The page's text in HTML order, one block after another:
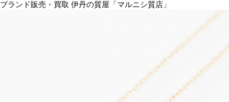
ブランド販売・買取 伊丹の質屋「マルニシ質店」